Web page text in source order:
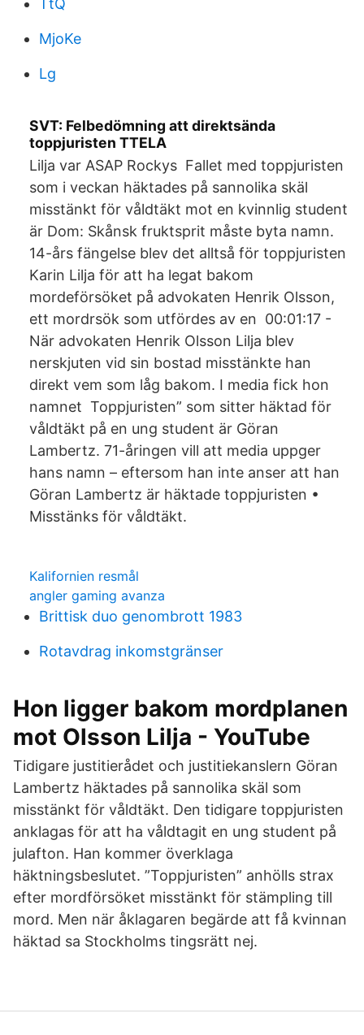
TtQ
MjoKe
Lg
SVT: Felbedömning att direktsända
toppjuristen TTELA
Lilja var ASAP Rockys Fallet med toppjuristen
som i veckan häktades på sannolika skäl
misstänkt för våldtäkt mot en kvinnlig student
är Dom: Skånsk fruktsprit måste byta namn.
14-års fängelse blev det alltså för toppjuristen
Karin Lilja för att ha legat bakom
mordeförsöket på advokaten Henrik Olsson,
ett mordrsök som utfördes av en 00:01:17 -
När advokaten Henrik Olsson Lilja blev
nerskjuten vid sin bostad misstänkte han
direkt vem som låg bakom. I media fick hon
namnet Toppjuristen” som sitter häktad för
våldtäkt på en ung student är Göran
Lambertz. 71-åringen vill att media uppger
hans namn – eftersom han inte anser att han
Göran Lambertz är häktade toppjuristen •
Misstänks för våldtäkt.
Kalifornien resmål
angler gaming avanza
Brittisk duo genombrott 1983
Rotavdrag inkomstgränser
Hon ligger bakom mordplanen
mot Olsson Lilja - YouTube
Tidigare justitierådet och justitiekanslern Göran
Lambertz häktades på sannolika skäl som
misstänkt för våldtäkt. Den tidigare toppjuristen
anklagas för att ha våldtagit en ung student på
julafton. Han kommer överklaga
häktningsbeslutet. ”Toppjuristen” anhölls strax
efter mordförsöket misstänkt för stämpling till
mord. Men när åklagaren begärde att få kvinnan
häktad sa Stockholms tingsrätt nej.